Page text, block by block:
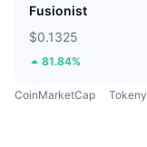
Fusionist
$0.1325
81.84%
CoinMarketCap Tokeny